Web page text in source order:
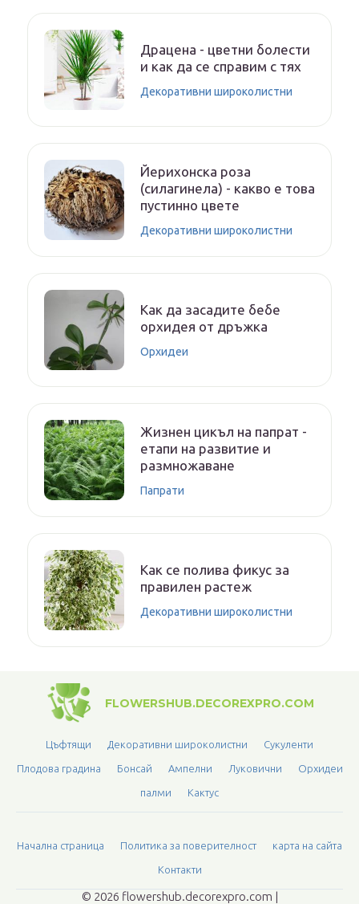
Драцена - цветни болести
и как да се справим с тях
Декоративни широколистни
Йерихонска роза
(силагинела) - какво е това
пустинно цвете
Декоративни широколистни
Как да засадите бебе
орхидея от дръжка
Орхидеи
Жизнен цикъл на папрат -
етапи на развитие и
размножаване
Папрати
Как се полива фикус за
правилен растеж
Декоративни широколистни
FLOWERSHUB.DECOREXPRO.COM
Цъфтящи Декоративни широколистни Сукуленти
Плодова градина Бонсай Ампелни Луковични Орхидеи
палми Кактус
Начална страница Политика за поверителност карта на сайта
Контакти
© 2026 flowershub.decorexpro.com |